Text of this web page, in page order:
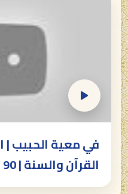
في معية الحبيب |
القرآن والسنة | 90